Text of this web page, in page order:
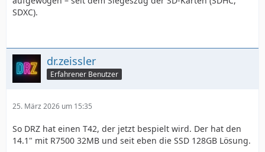
SDXC).
dr.zeissler
Erfahrener Benutzer
25. März 2026 um 15:35
So DRZ hat einen T42, der jetzt bespielt wird. Der hat den
14.1" mit R7500 32MB und seit eben die SSD 128GB Lösung.